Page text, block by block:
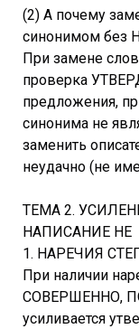
(2) А почему
синонимом без
При замене
проверка
предложения,
синонима не
заменить
неудачно (не
ТЕМА 2.
НАПИСАНИЕ НЕ
1. НАРЕЧИЯ
При наличии
СОВЕРШЕННО,
усиливается